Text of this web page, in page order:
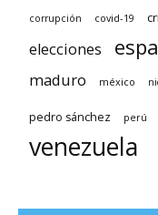
corrupción covid-19
elecciones
maduro méxico
pedro sánchez perú
venezuela